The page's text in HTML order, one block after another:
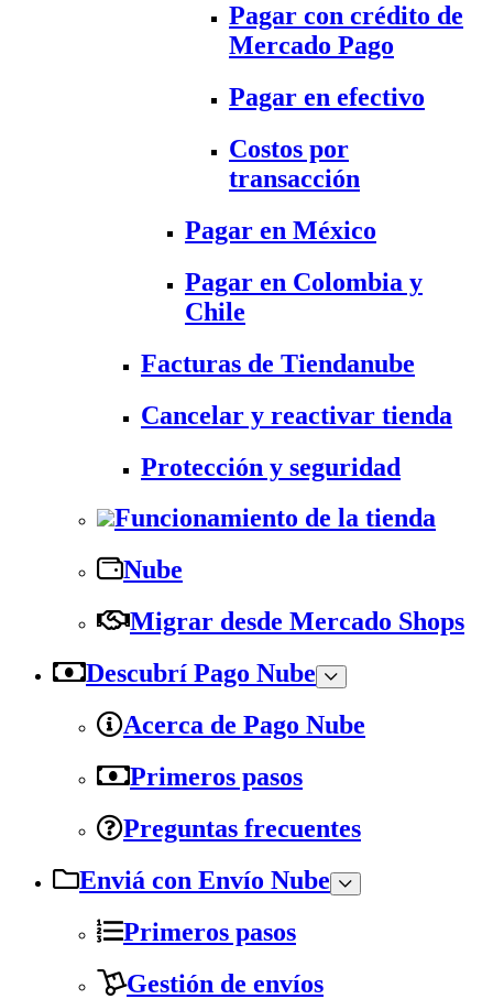
Pagar con crédito de
Mercado Pago
Pagar en efectivo
Costos por
transacción
Pagar en México
Pagar en Colombia y
Chile
Facturas de Tiendanube
Cancelar y reactivar tienda
Protección y seguridad
Funcionamiento de la tienda
Nube
Migrar desde Mercado Shops
Descubrí Pago Nube
Acerca de Pago Nube
Primeros pasos
Preguntas frecuentes
Enviá con Envío Nube
Primeros pasos
Gestión de envíos